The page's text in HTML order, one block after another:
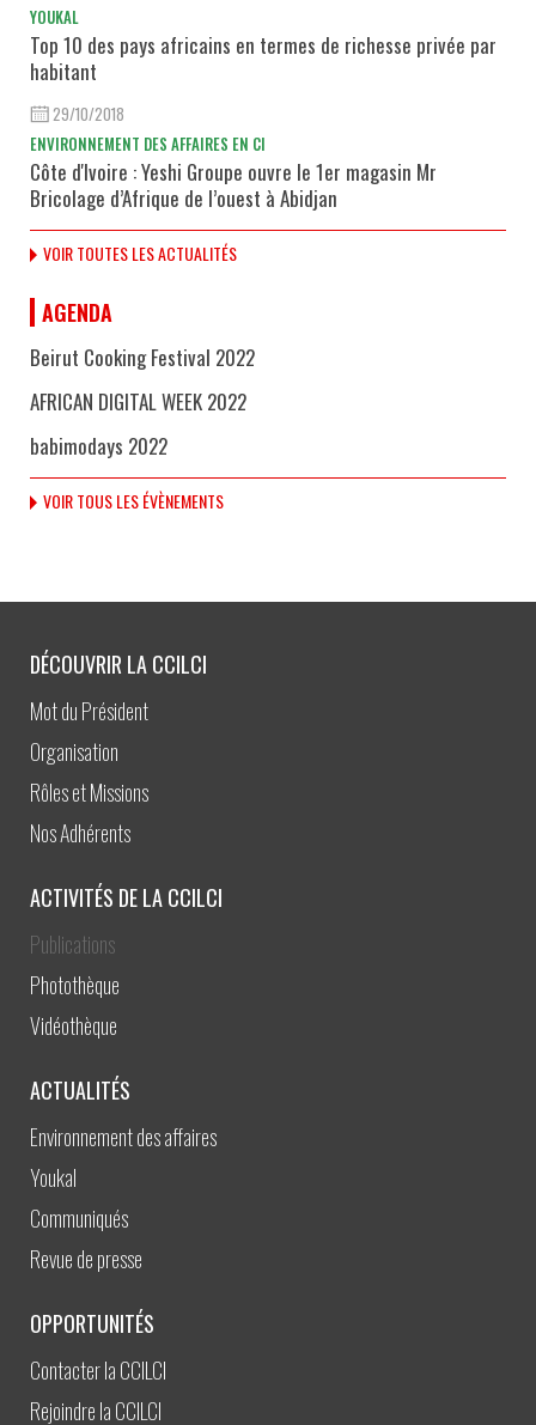
YOUKAL
Top 10 des pays africains en termes de richesse privée par
habitant
29/10/2018
ENVIRONNEMENT DES AFFAIRES EN CI
Côte d'Ivoire : Yeshi Groupe ouvre le 1er magasin Mr
Bricolage d’Afrique de l’ouest à Abidjan
VOIR TOUTES LES ACTUALITÉS
AGENDA
Beirut Cooking Festival 2022
AFRICAN DIGITAL WEEK 2022
babimodays 2022
VOIR TOUS LES ÉVÈNEMENTS
DÉCOUVRIR LA CCILCI
Mot du Président
Organisation
Rôles et Missions
Nos Adhérents
ACTIVITÉS DE LA CCILCI
Publications
Photothèque
Vidéothèque
ACTUALITÉS
Environnement des affaires
Youkal
Communiqués
Revue de presse
OPPORTUNITÉS
Contacter la CCILCI
Rejoindre la CCILCI